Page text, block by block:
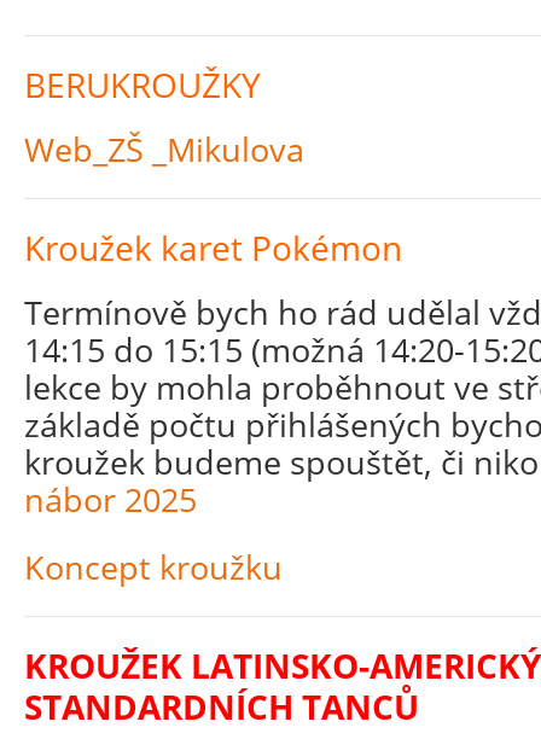
BERUKROUŽKY
Web_ZŠ _Mikulova
Kroužek karet Pokémon
Termínově bych ho rád udělal
14:15 do 15:15 (možná 14:20-
lekce by mohla proběhnout ve
základě počtu přihlášených
kroužek budeme spouštět, či
nábor 2025
Koncept kroužku
KROUŽEK LATINSKO-
STANDARDNÍCH TANCŮ